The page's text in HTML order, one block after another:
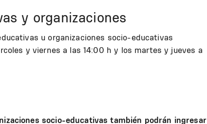
y organizaciones
u organizaciones socio-educativas
y viernes a las 14:00 h y los martes y jueves a
socio-educativas también podrán ingresar